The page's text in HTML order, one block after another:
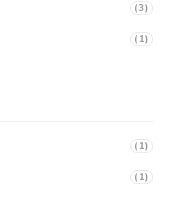
(3)
(1)
(1)
(1)